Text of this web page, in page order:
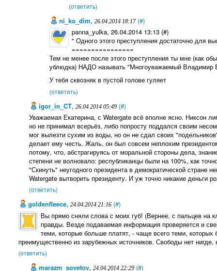
(ответить)
ni_ko_dim,26.04.2014 18:17 (#)
panna_yulka, 26.04.2014 13:13 (#)
" Одного этого преступления достаточно для
================
Тем не менее после этого преступления ты мне (как
ублюдка) НАДО называть "Многоуважаемый Владимир
У тебя сквозняк в пустой голове гуляет
(ответить)
igor_in_CT,26.04.2014 05:49 (#)
Уважаемая Екатерина, с Watergate всё вполне ясно. Никсон
но не принимал всерьёз, либо попросту поддался своим
мог вылезти сухим из воды, но он не сдал своих
делает ему честь. Жаль, он был совсем неплохим
потому, что, абстрагируясь от моральной стороны дела,
степени не волновало: республиканцы были на 100%, как
"Скинуть" неугодного президента в демократической стране
Watergate вытворить президенту. И уж точно никакие деньги
(ответить)
goldenfleece, 24.04.2014 21:16 (#)
Вы прямо сняли слова с моих губ! (Вернее, с пальцев на
правды. Везде подаваемая информация проверяется и
теми, которые больше платят, - чаще всего теми,
преимущественно из зарубежных источников. Свободы нет нигде,
(ответить)
marazm_sovetov,24.04.2014 22:29 (#)